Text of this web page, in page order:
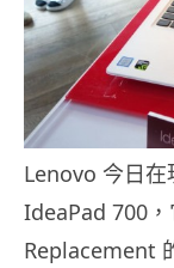
Lenovo 今日在
IdeaPad 700
Replacement